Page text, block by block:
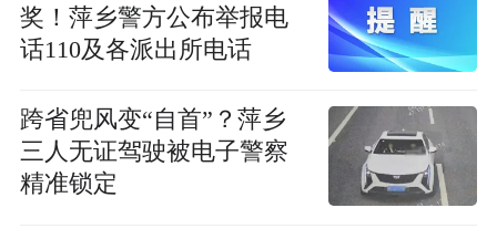
奖！萍乡警方公布举报电
话110及各派出所电话
跨省兜风变“自首”？萍乡
三人无证驾驶被电子警察
精准锁定